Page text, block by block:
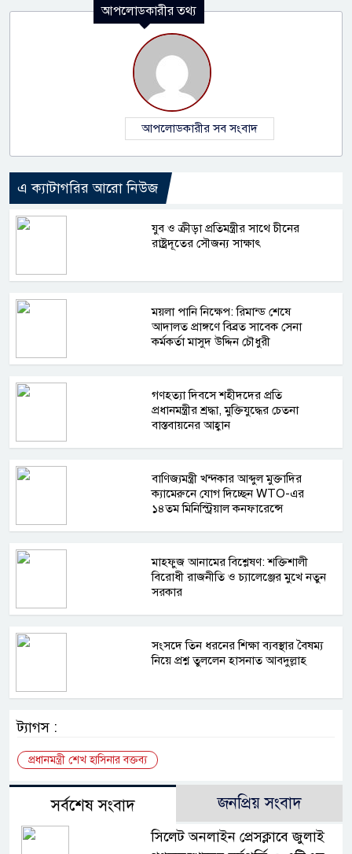
আপলোডকারীর তথ্য
আপলোডকারীর সব সংবাদ
এ ক্যাটাগরির আরো নিউজ
যুব ও ক্রীড়া প্রতিমন্ত্রীর সাথে চীনের
রাষ্ট্রদূতের সৌজন্য সাক্ষাৎ
ময়লা পানি নিক্ষেপ: রিমান্ড শেষে
আদালত প্রাঙ্গণে বিব্রত সাবেক সেনা
কর্মকর্তা মাসুদ উদ্দিন চৌধুরী
গণহত্যা দিবসে শহীদদের প্রতি
প্রধানমন্ত্রীর শ্রদ্ধা, মুক্তিযুদ্ধের চেতনা
বাস্তবায়নের আহ্বান
বাণিজ্যমন্ত্রী খন্দকার আব্দুল মুক্তাদির
ক্যামেরুনে যোগ দিচ্ছেন WTO-এর
১৪তম মিনিস্ট্রিয়াল কনফারেন্সে
মাহফুজ আনামের বিশ্লেষণ: শক্তিশালী
বিরোধী রাজনীতি ও চ্যালেঞ্জের মুখে নতুন
সরকার
সংসদে তিন ধরনের শিক্ষা ব্যবস্থার বৈষম্য
নিয়ে প্রশ্ন তুললেন হাসনাত আবদুল্লাহ
ট্যাগস :
প্রধানমন্ত্রী শেখ হাসিনার বক্তব্য
সর্বশেষ সংবাদ জনপ্রিয় সংবাদ
সিলেট অনলাইন প্রেসক্লাবে জুলাই